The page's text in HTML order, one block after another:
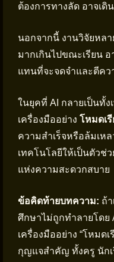
ต้องการทางลัด อาจเดิ
นอกจากนี้ งานวิจัยหล
มากเกินไปขณะเรียน อ
แทนที่จะจดจำและตีค
ในยุคที่ AI กลายเป็นทั้
เครื่องมืออย่าง โหมดเ
ความสำเร็จหรือล้มเห
เทคโนโลยีให้เป็นตัวช่
แห่งความสะดวกสบาย
ข้อคิดท้ายบทความ: ถ้
ศึกษาไม่ถูกทำลายโดย
เครื่องมืออย่าง “โหมด
กุญแจสำคัญ ทั้งครู นัก